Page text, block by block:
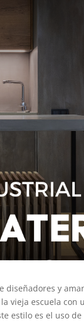
y
vieja escuela
estilo es el uso